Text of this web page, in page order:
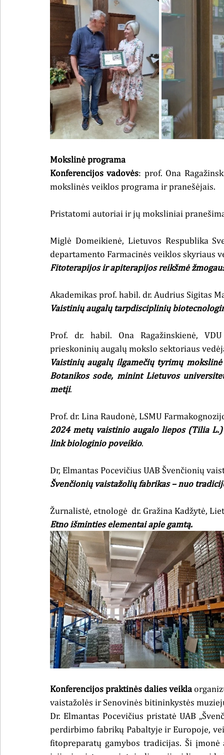
Mokslinė programa
Konferencijos vadovės: prof. Ona
mokslinės veiklos programa ir pranešėjais.
Pristatomi autoriai ir jų moksliniai
Miglė Domeikienė, Lietuvos Respublika
departamento Farmacinės veiklos skyriaus
Fitoterapijos ir apiterapijos reikšmė
Akademikas prof. habil. dr. Audrius Sigitas
Vaistinių augalų tarpdisciplinių
Prof. dr. habil. Ona Ragažinskienė,
prieskoninių augalų mokslo sektoriaus
Vaistinių augalų ilgamečių tyrimų
Botanikos sode, minint Lietuvos
metįi.
Prof. dr. Lina Raudonė, LSMU
2024 metų vaistinio augalo liepos (Tilia
link biologinio poveikio.
Dr, Elmantas Pocevičius UAB Švenčionių
Švenčionių vaistažolių fabrikas – nuo
Žurnalistė, etnologė  dr. Gražina Kadžytė,
Etno išminties elementai apie gamtą.
Konferencijos praktinės dalies veikla
vaistažolės ir Senovinės bitininkystės
Dr. Elmantas Pocevičius pristatė UAB
perdirbimo fabrikų Pabaltyje ir Europoje,
fitopreparatų gamybos tradicijas. Ši